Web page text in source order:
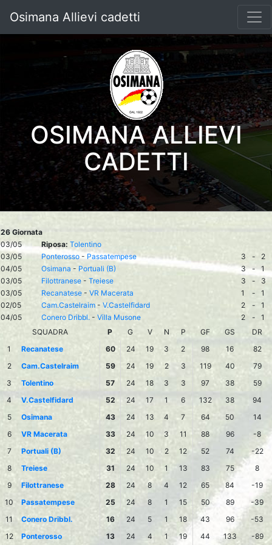
Osimana Allievi cadetti
OSIMANA ALLIEVI
CADETTI
26 Giornata
03/05
Riposa: Tolentino
03/05
Ponterosso - Passatempese 3 -
2
04/05
Osimana - Portuali (B) 3 - 1
03/05
Filottranese - Treiese 3 -
3
03/05
Recanatese - VR Macerata 1 -
1
02/05
Cam.Castelraim - V.Castelfidard 2 -
1
04/05
Conero Dribbl. - Villa Musone 2 -
1
SQUADRA
P G V N P GF GS
DR
1
Recanatese 60 24 19 3 2 98 16
82
2
Cam.Castelraim 59 24 19 2 3 119 40
79
3
Tolentino 57 24 18 3 3 97 38
59
4
V.Castelfidard 52 24 17 1 6 132 38
94
5
Osimana 43 24 13 4 7 64 50
14
6
VR Macerata 33 24 10 3 11 88 96
-8
7
Portuali (B) 32 24 10 2 12 52 74
-22
8
Treiese 31 24 10 1 13 83 75
8
9
Filottranese 28 24 8 4 12 65 84
-19
10
Passatempese 25 24 8 1 15 50 89
-39
11
Conero Dribbl. 16 24 5 1 18 43 96
-53
12
Ponterosso 13 24 4 1 19 44 133 -89